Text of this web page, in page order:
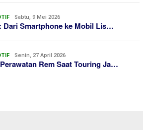
Sabtu, 9 Mei 2026
Dari Smartphone ke Mobil Lis…
Senin, 27 April 2026
Rem Saat Touring Ja…